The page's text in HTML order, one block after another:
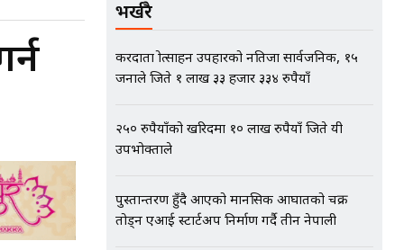
भर्खरै
करदाता प्रोत्साहन उपहारको नतिजा सार्वजनिक, १५
जनाले जिते १ लाख ३३ हजार ३३४ रुपैयाँ
२५० रुपैयाँको खरिदमा १० लाख रुपैयाँ जिते यी
उपभोक्ताले
पुस्तान्तरण हुँदै आएको मानसिक आघातको चक्र
तोड्न एआई स्टार्टअप निर्माण गर्दै तीन नेपाली